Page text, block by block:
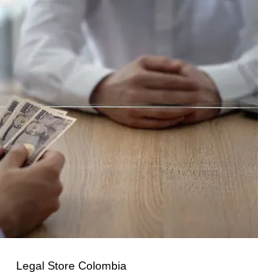
Legal Store Colombia